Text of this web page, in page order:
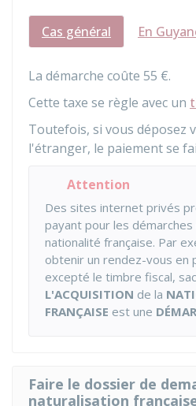
Cas général En
La démarche coûte 55 €.
Cette taxe se règle avec un
Toutefois, si vous déposez
l'étranger, le paiement se
Attention
Des sites internet privés
payant pour les démarches
nationalité française. Par
obtenir un rendez-vous en
excepté le timbre fiscal,
L'ACQUISITION de la
FRANÇAISE est une
Faire le dossier de
naturalisation